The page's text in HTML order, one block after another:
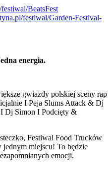
BeatsFest
festiwal/Garden-Festival-
energia.
gwiazdy polskiej sceny rap
I Peja Slums Attack & Dj
Dj Simon I Podcięty &
Festiwal Food Trucków
jednym miejscu! To będzie
emocji.